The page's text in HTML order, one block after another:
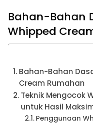
Bahan-Bahan
Whipped
Bahan-Bahan
Cream Rumahan
Teknik Mengocok
untuk Hasil
Penggunaan